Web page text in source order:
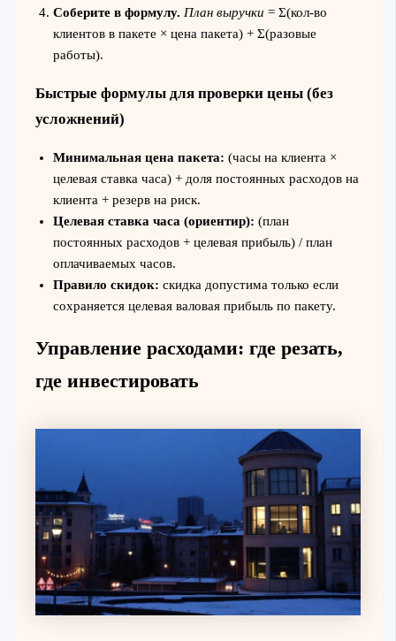
Соберите в формулу. План выручки = Σ(кол-во
клиентов в пакете × цена пакета) + Σ(разовые
работы).
Быстрые формулы для проверки цены (без
усложнений)
Минимальная цена пакета: (часы на клиента ×
целевая ставка часа) + доля постоянных расходов на
клиента + резерв на риск.
Целевая ставка часа (ориентир): (план
постоянных расходов + целевая прибыль) / план
оплачиваемых часов.
Правило скидок: скидка допустима только если
сохраняется целевая валовая прибыль по пакету.
Управление расходами: где резать,
где инвестировать